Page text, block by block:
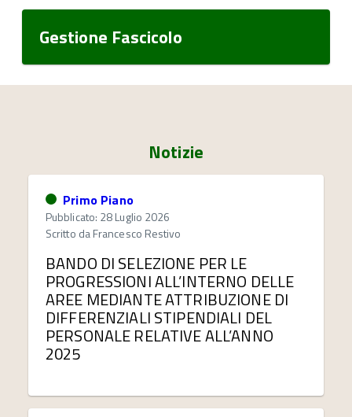
Gestione Fascicolo
Notizie
Primo Piano
Pubblicato: 28 Luglio 2026
Scritto daFrancesco Restivo
BANDO DI SELEZIONE PER LE
PROGRESSIONI ALL’INTERNO DELLE
AREE MEDIANTE ATTRIBUZIONE DI
DIFFERENZIALI STIPENDIALI DEL
PERSONALE RELATIVE ALL’ANNO
2025